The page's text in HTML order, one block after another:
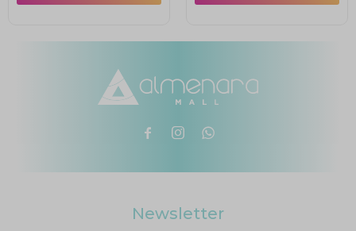
  
Newsletter